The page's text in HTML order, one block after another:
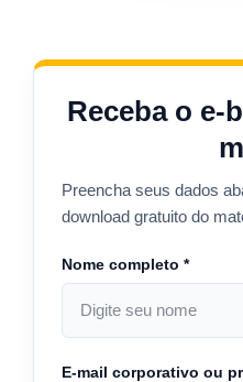
Receba o e-
Preencha seus dados
download gratuito do
Nome completo *
E-mail corporativo ou